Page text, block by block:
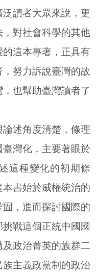
讀者大眾來說，更
對社會科學的其他
這本專著，正具有
努力訴說臺灣的故
也幫助臺灣讀者了
述角度清楚，條理
灣化，主要著眼於
這種變化的初期條
書始於威權統治的
，進而探討國際的
戰這個正統中國國
政治菁英的族群二
主義政黨制的政治